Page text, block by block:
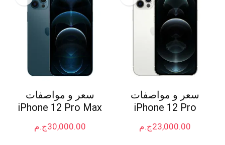
سعر و مواصفات
iPhone 12 Pro
ج.م23,000.00
سعر و مواصفات
iPhone 12 Pro Max
ج.م30,000.00